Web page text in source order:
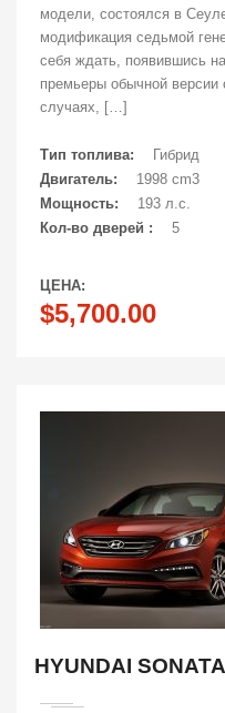
модели, состоялся в
модификация седьмой
себя ждать, появившись
премьеры обычной версии
случаях, […]
Тип топлива:
Гибрид
Двигатель:
1998 cm3
Мощность:
193 л.с.
Кол-во дверей :
5
ЦЕНА:
$5,700.00
HYUNDAI